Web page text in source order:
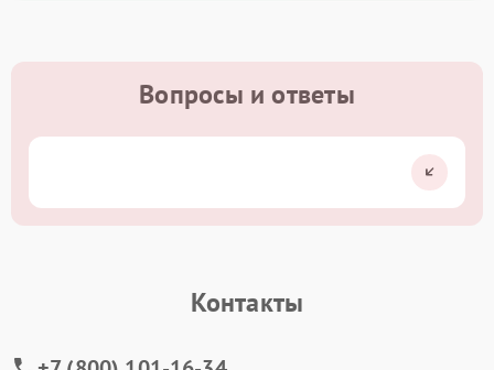
Вопросы и ответы
Контакты